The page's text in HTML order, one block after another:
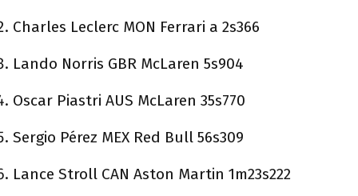
Charles Leclerc MON Ferrari a 2s366
Lando Norris GBR McLaren 5s904
Oscar Piastri AUS McLaren 35s770
Sergio Pérez MEX Red Bull 56s309
Lance Stroll CAN Aston Martin 1m23s222